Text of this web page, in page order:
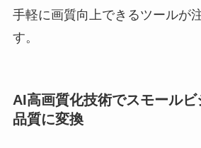
手軽に画質向上できるツールが
す。
AI高画質化技術でスモール
品質に変換